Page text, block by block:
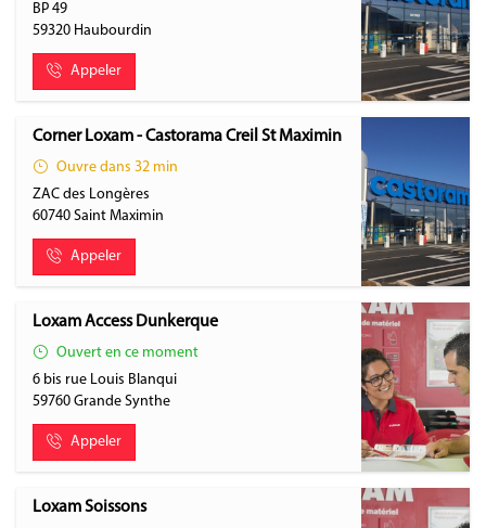
BP 49
59320 Haubourdin
Appeler
Corner Loxam - Castorama Creil St Maximin
Ouvre dans 32 min
ZAC des Longères
60740 Saint Maximin
Appeler
Loxam Access Dunkerque
Ouvert en ce moment
6 bis rue Louis Blanqui
59760 Grande Synthe
Appeler
Loxam Soissons